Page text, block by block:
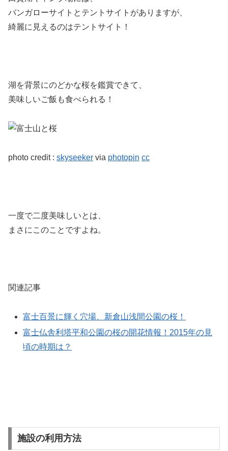
バンガローサイトとテントサイトがありますが、
綺麗に見えるのはテントサイト！
湖を背景にのどかな桜を鑑賞できて、
美味しいご飯も食べられる！
photo credit : skyseeker via photopin cc
一度で二度美味しいとは、
まさにこのことですよね。
関連記事
富士百景に輝く穴場、新倉山浅間公園の桜！
富士仏舎利塔平和公園の桜の開花情報！2015年の見
頃の時期は？
施設の利用方法